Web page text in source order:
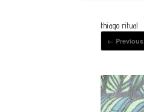
thiago ritual
← Previous